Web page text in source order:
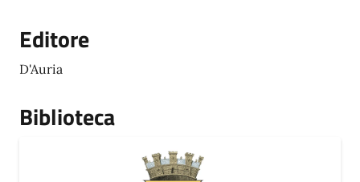
Editore
D'Auria
Biblioteca